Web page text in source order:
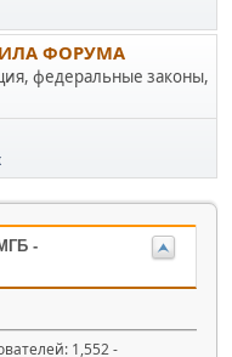
ФОРУМА
федеральные законы,
-
1,552 -